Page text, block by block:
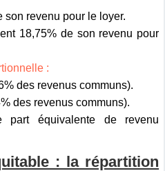
son revenu pour le loyer.
18,75% de son revenu pour
:
des revenus communs).
des revenus communs).
part équivalente de revenu
: la répartition